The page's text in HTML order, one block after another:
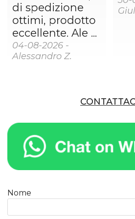
di spedizione
ottimi, prodotto
eccellente. Ale ...
04-08-2026 -
Alessandro Z.
Nome